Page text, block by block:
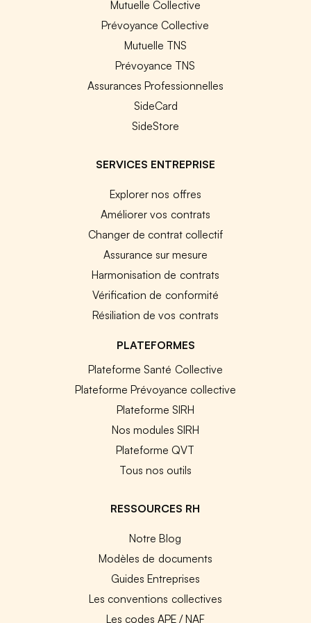
Mutuelle Collective
Prévoyance Collective
Mutuelle TNS
Prévoyance TNS
Assurances Professionnelles
SideCard
SideStore
SERVICES ENTREPRISE
Explorer nos offres
Améliorer vos contrats
Changer de contrat collectif
Assurance sur mesure
Harmonisation de contrats
Vérification de conformité
Résiliation de vos contrats
PLATEFORMES
Plateforme Santé Collective
Plateforme Prévoyance collective
Plateforme SIRH
Nos modules SIRH
Plateforme QVT
Tous nos outils
RESSOURCES RH
Notre Blog
Modèles de documents
Guides Entreprises
Les conventions collectives
Les codes APE / NAF